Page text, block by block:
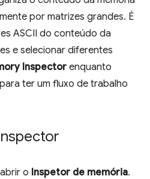
por matrizes grandes. É
ASCII do conteúdo da
e selecionar diferentes
Inspector enquanto
ter um fluxo de trabalho
o Inspetor de memória.